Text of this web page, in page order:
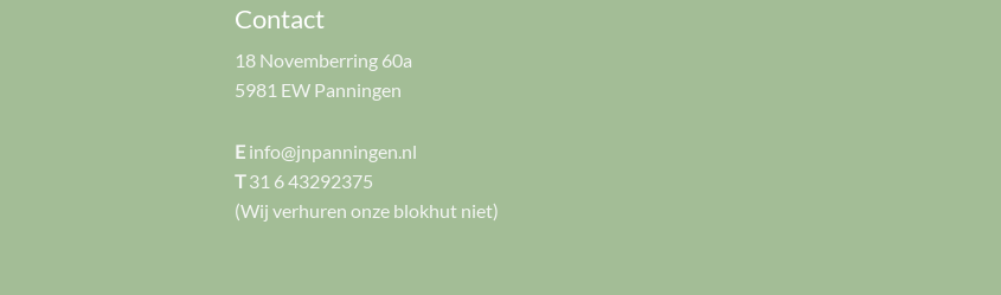
Contact
18 Novemberring 60a
5981 EW Panningen
E info@jnpanningen.nl
T31 6 43292375
(Wij verhuren onze blokhut niet)